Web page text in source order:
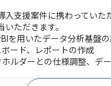
入支援案件に携わっていた
いただきます。
を用いたデータ分析基盤
ード、レポートの作成
ルダーとの仕様調整、デ